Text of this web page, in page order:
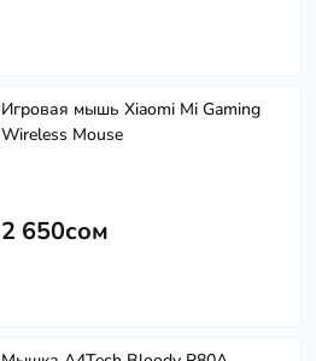
Игровая мышь Xiaomi Mi Gaming
Wireless Mouse
2 650сом